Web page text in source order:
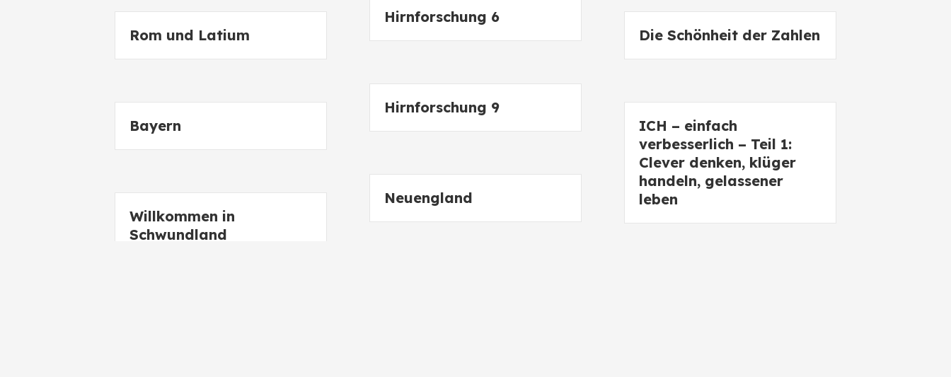
Hirnforschung 6
Rom und Latium
Die Schönheit der Zahlen
Hirnforschung 9
Bayern
ICH – einfach
verbesserlich – Teil 1:
Clever denken, klüger
handeln, gelassener
leben
Neuengland
Willkommen in
Schwundland